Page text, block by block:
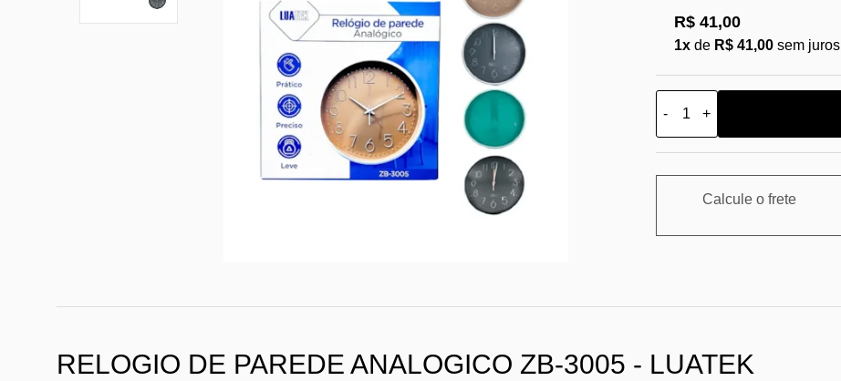
R$ 41,00
1xde R$ 41,00sem juros
- +
Calcule o frete
RELOGIO DE PAREDE ANALOGICO ZB-3005 - LUATEK